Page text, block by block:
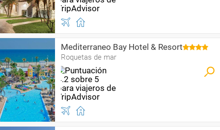
Mediterraneo Bay Hotel & Resort
Roquetas de mar